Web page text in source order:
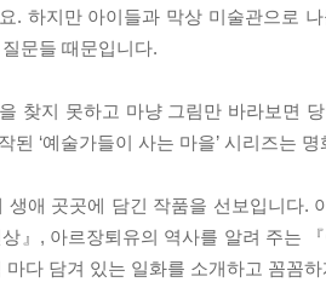
. 하지만 아이들과 막상 미술관으로
문들 때문입니다.
찾지 못하고 마냥 그림만 바라보면
된 ‘예술가들이 사는 마을’ 시리즈는
생애 곳곳에 담긴 작품을 선보입니다.
상』, 아르장퇴유의 역사를 알려 주는
마다 담겨 있는 일화를 소개하고 꼼꼼